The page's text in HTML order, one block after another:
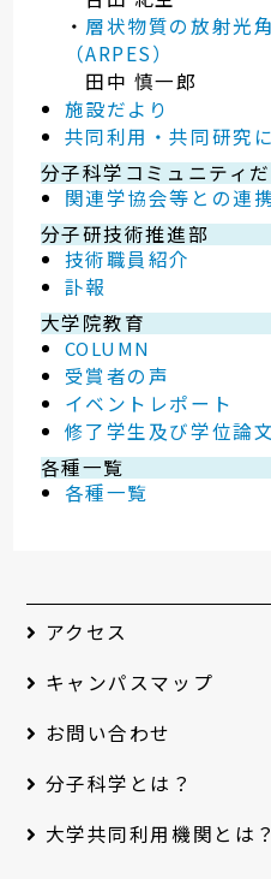
・ 層状物質の放射光
（ARPES）
田中 慎一郎
施設だより
共同利用・共同研究
分子科学コミュニティ
関連学協会等との連携
分子研技術推進部
技術職員紹介
訃報
大学院教育
COLUMN
受賞者の声
イベントレポート
修了学生及び学位論
各種一覧
各種一覧
アクセス
キャンパスマップ
お問い合わせ
分子科学とは？
大学共同利用機関とは？